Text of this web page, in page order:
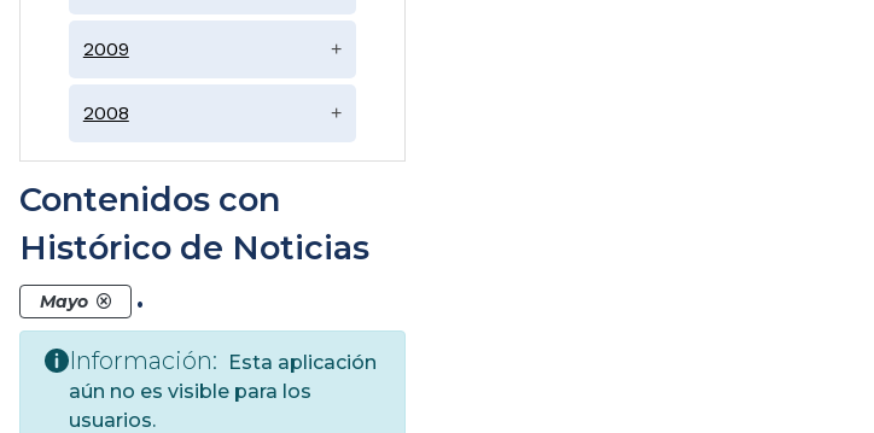
2009 +
2008 +
Contenidos con
Histórico de Noticias
Mayo .
Información:
Esta aplicación
aún no es visible para los
usuarios.